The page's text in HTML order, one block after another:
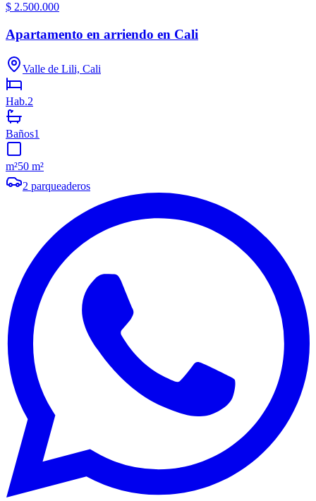
$ 2.500.000
Apartamento en arriendo en Cali
Valle de Lili, Cali
Hab.2
Baños1
m²50 m²
2 parqueaderos